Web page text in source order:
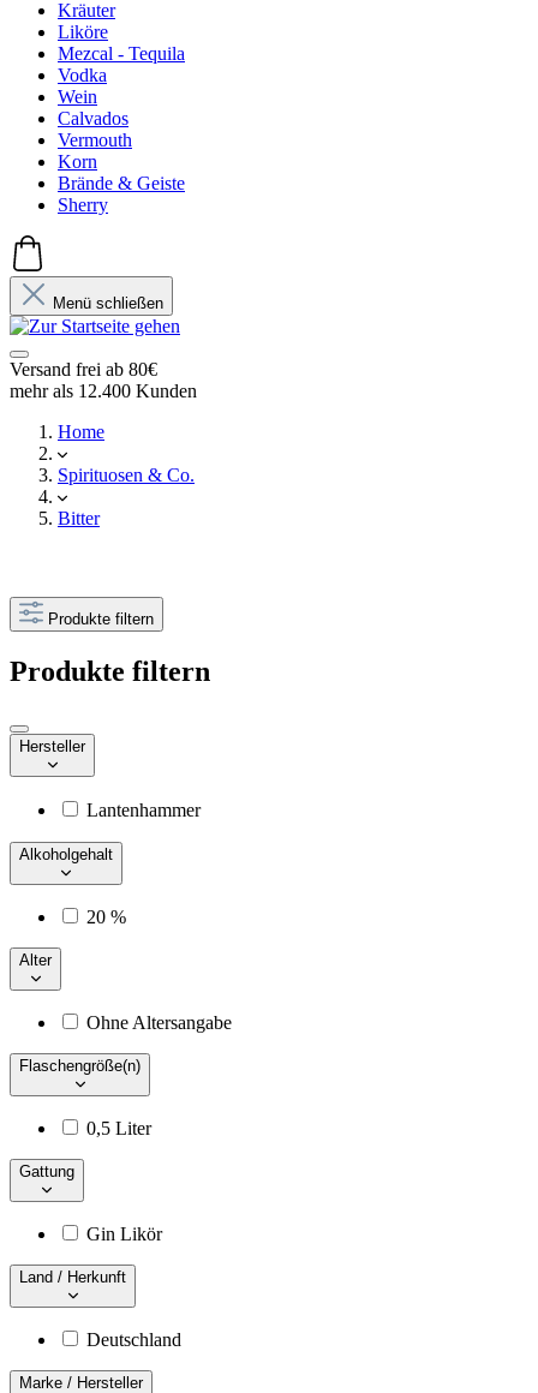
Kräuter
Liköre
Mezcal - Tequila
Vodka
Wein
Calvados
Vermouth
Korn
Brände & Geiste
Sherry
Menü schließen
Versand frei ab 80€
mehr als 12.400 Kunden
Home
Spirituosen & Co.
Bitter
Produkte filtern
Produkte filtern
Hersteller
Lantenhammer
Alkoholgehalt
20 %
Alter
Ohne Altersangabe
Flaschengröße(n)
0,5 Liter
Gattung
Gin Likör
Land / Herkunft
Deutschland
Marke / Hersteller